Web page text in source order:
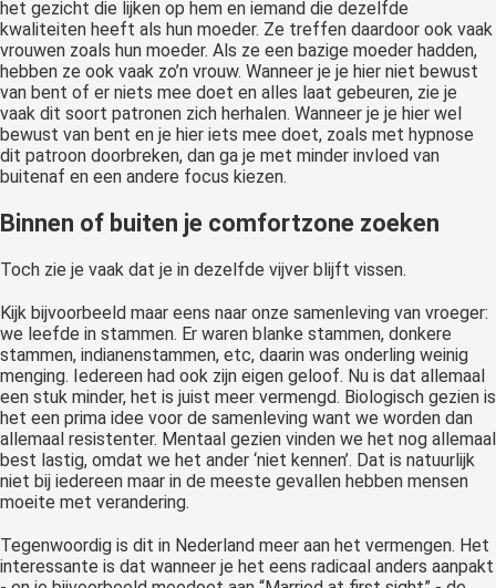
het gezicht die lijken op hem en iemand die dezelfde
kwaliteiten heeft als hun moeder. Ze treffen daardoor ook vaak
vrouwen zoals hun moeder. Als ze een bazige moeder hadden,
hebben ze ook vaak zo’n vrouw. Wanneer je je hier niet bewust
van bent of er niets mee doet en alles laat gebeuren, zie je
vaak dit soort patronen zich herhalen. Wanneer je je hier wel
bewust van bent en je hier iets mee doet, zoals met hypnose
dit patroon doorbreken, dan ga je met minder invloed van
buitenaf en een andere focus kiezen.
Binnen of buiten je comfortzone zoeken
Toch zie je vaak dat je in dezelfde vijver blijft vissen.
Kijk bijvoorbeeld maar eens naar onze samenleving van vroeger:
we leefde in stammen. Er waren blanke stammen, donkere
stammen, indianenstammen, etc, daarin was onderling weinig
menging. Iedereen had ook zijn eigen geloof. Nu is dat allemaal
een stuk minder, het is juist meer vermengd. Biologisch gezien is
het een prima idee voor de samenleving want we worden dan
allemaal resistenter. Mentaal gezien vinden we het nog allemaal
best lastig, omdat we het ander ‘niet kennen’. Dat is natuurlijk
niet bij iedereen maar in de meeste gevallen hebben mensen
moeite met verandering.
Tegenwoordig is dit in Nederland meer aan het vermengen. Het
interessante is dat wanneer je het eens radicaal anders aanpakt